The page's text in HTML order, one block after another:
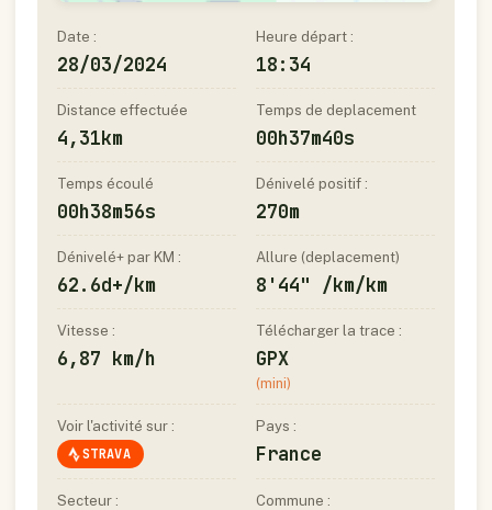
Date :
28/03/2024
Heure départ :
18:34
Distance effectuée
4,31km
Temps de deplacement
00h37m40s
Temps écoulé
00h38m56s
Dénivelé positif :
270m
Dénivelé+ par KM :
62.6d+/km
Allure (deplacement)
8'44" /km/km
Vitesse :
6,87 km/h
Télécharger la trace :
GPX
(mini)
Voir l'activité sur :
STRAVA
Pays :
France
Secteur : Commune :